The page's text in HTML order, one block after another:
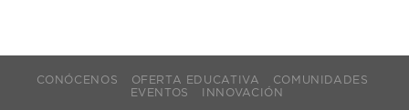
CONÓCENOS OFERTA EDUCATIVA
COMUNIDADES
EVENTOS
INNOVACIÓN